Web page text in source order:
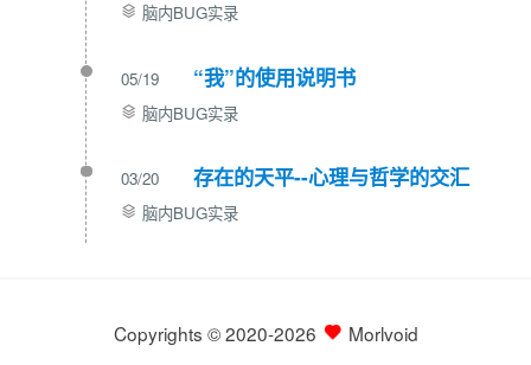
脑内BUG实录
05/19 “我”的使用说明书
脑内BUG实录
03/20 存在的天平--心理与哲学的交汇
脑内BUG实录
Copyrights © 2020-2026
Morlvoid